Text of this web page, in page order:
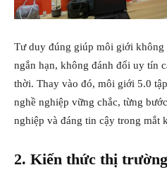
Tư duy đúng giúp môi giới không
ngắn hạn, không đánh đổi uy tín
thời. Thay vào đó, môi giới 5.0
nghề nghiệp vững chắc, từng
nghiệp và đáng tin cậy trong mắt
2. Kiến thức thị